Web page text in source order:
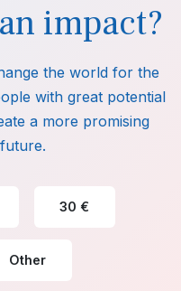
impact?
the world for the
with great potential
a more promising
30 €
Other